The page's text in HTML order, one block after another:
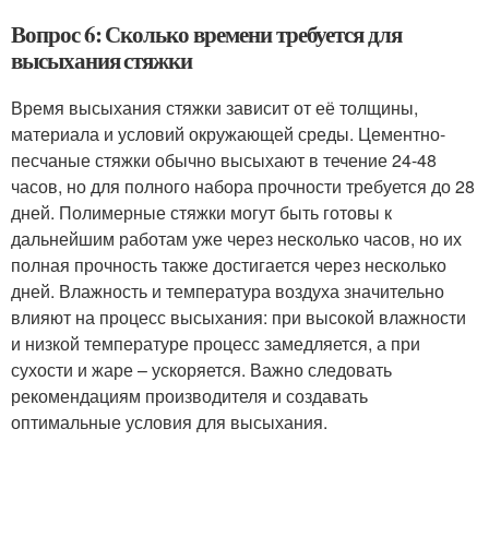
Вопрос 6: Сколько времени требуется для
высыхания стяжки
Время высыхания стяжки зависит от её толщины,
материала и условий окружающей среды. Цементно-
песчаные стяжки обычно высыхают в течение 24-48
часов, но для полного набора прочности требуется до 28
дней. Полимерные стяжки могут быть готовы к
дальнейшим работам уже через несколько часов, но их
полная прочность также достигается через несколько
дней. Влажность и температура воздуха значительно
влияют на процесс высыхания: при высокой влажности
и низкой температуре процесс замедляется, а при
сухости и жаре – ускоряется. Важно следовать
рекомендациям производителя и создавать
оптимальные условия для высыхания.